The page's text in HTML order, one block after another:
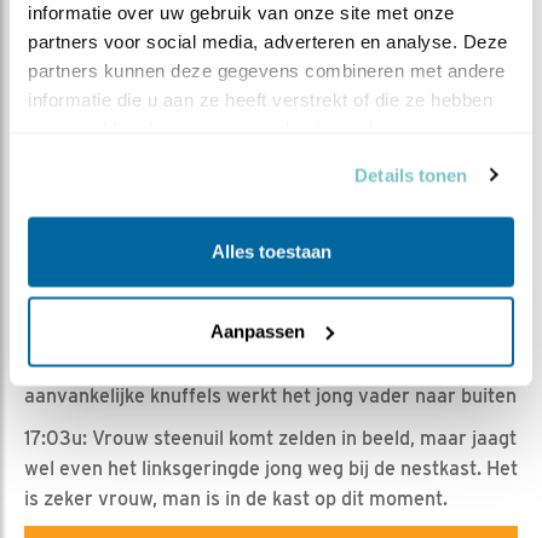
informatie over uw gebruik van onze site met onze
partners voor social media, adverteren en analyse. Deze
partners kunnen deze gegevens combineren met andere
informatie die u aan ze heeft verstrekt of die ze hebben
Details tonen
Alles toestaan
Aanpassen
Geert | Geplaatst op 4 augustus 2019, 12:40 |
leuk| Bewaar dit filmpje|
1077x
08:24u: man steenuil jaagt kauwtjes van de tak
14:38u: Linksgeringd jong komt bij man in de kast. Na
aanvankelijke knuffels werkt het jong vader naar buiten
17:03u: Vrouw steenuil komt zelden in beeld, maar jaagt
wel even het linksgeringde jong weg bij de nestkast. Het
is zeker vrouw, man is in de kast op dit moment.